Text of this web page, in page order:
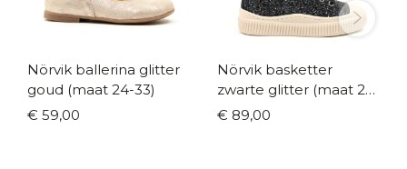
Nörvik ballerina glitter
goud (maat 24-33)
€ 59,00
Nörvik basketter
zwarte glitter (maat 24-
35)
€ 89,00